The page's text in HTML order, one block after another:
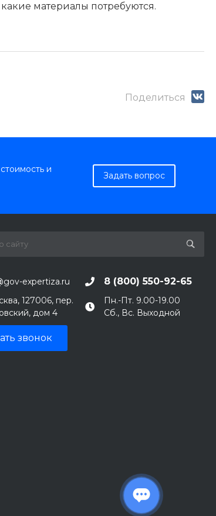
материалы потребуются.
Поделиться
и
Задать вопрос
expertiza.ru 8 (800) 550-92-65
127006, пер.
дом 4
Пн.-Пт. 9.00-19.00
Сб., Вс. Выходной
звонок